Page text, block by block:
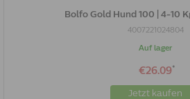
Bolfo Gold Hund 100 | 4-10
4007221024804
Auf lager
€26.09*
Jetzt kaufen